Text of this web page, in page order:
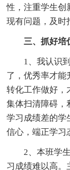
性，注重学生创
现有问题，及时
三、抓好培
1、我认识到
了，优秀率才能
转化工作做好，
集体扫清障碍，
学习成绩差的学
信心，端正学习
2、本班学生
习成绩难以高。